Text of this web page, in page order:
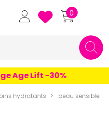
Grande Pharmacie
0
Age Lift -30%
hydratants peau sensible